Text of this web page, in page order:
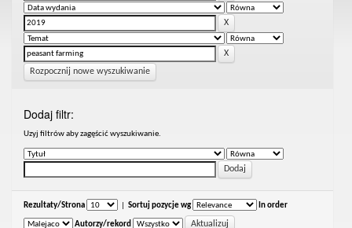
Rozpocznij nowe wyszukiwanie
Dodaj filtr:
Uzyj filtrów aby zagęścić wyszukiwanie.
Rezultaty/Strona Sortuj pozycje wg In order
Autorzy/rekord